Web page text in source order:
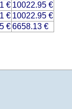
€ 10022.95 €
€ 10022.95 €
€6658.13 €